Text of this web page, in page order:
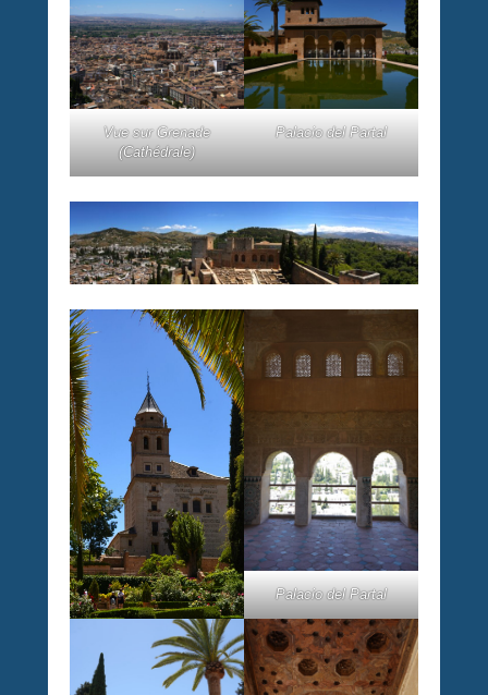
Vue sur Grenade
(Cathédrale)
Palacio del Partal
Palacio del Partal